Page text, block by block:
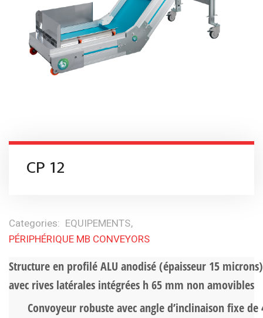
CP 12
Categories: EQUIPEMENTS
PÉRIPHÉRIQUE MB CONVEYORS
Structure en profilé ALU anodisé (épaisseur 15
avec rives latérales intégrées h 65 mm non amovibles
Convoyeur robuste avec angle d’inclinaison fixe de